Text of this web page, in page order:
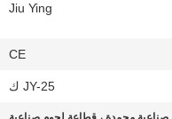
Jiu Ying
CE
JY-25 ك